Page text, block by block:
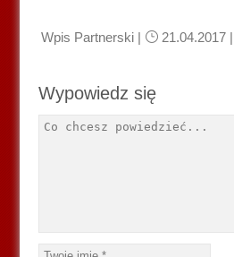
Wpis Partnerski| 21.04.2017 |
Wypowiedz się